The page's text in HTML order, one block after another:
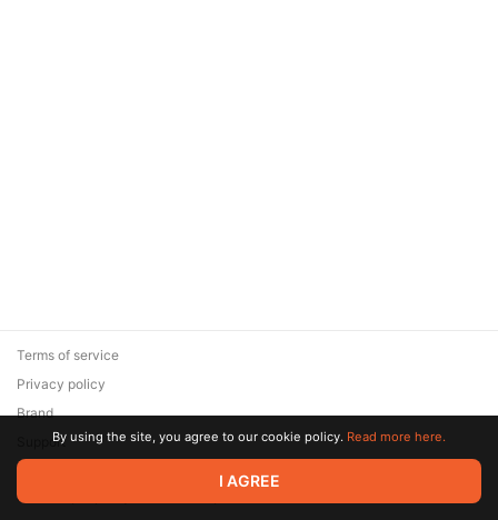
© 2026 Zaya Solutions Limited. All rights reserved. All trademarks
are the property of their respective owners.
Terms of service
Privacy policy
Brand
SupportBy using the site, you agree to our cookie policy. Read more here.
I AGREE